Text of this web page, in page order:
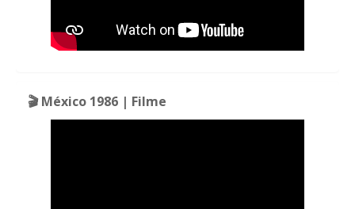
🎬 México 1986 | Filme